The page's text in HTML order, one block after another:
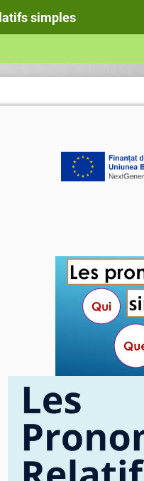
simples